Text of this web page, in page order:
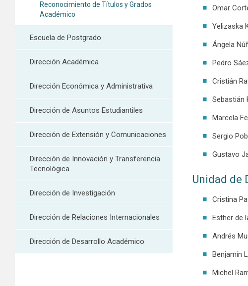
Reconocimiento de Títulos y Grados
Académico
Escuela de Postgrado
Dirección Académica
Dirección Económica y Administrativa
Dirección de Asuntos Estudiantiles
Dirección de Extensión y Comunicaciones
Dirección de Innovación y Transferencia
Tecnológica
Dirección de Investigación
Dirección de Relaciones Internacionales
Dirección de Desarrollo Académico
Omar
Yelizaska
Ángela
Pedro
Cristián
Sebastián
Marcela
Sergio
Gustavo
Unidad de
Cristina
Esther de
Andrés
Benjamín
Michel